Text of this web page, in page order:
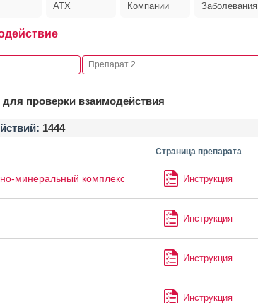
АТХ Компании Заболевания
проверки взаимодействия
1444
Страница препарата
минеральный комплекс Инструкция
Инструкция
Инструкция
Инструкция